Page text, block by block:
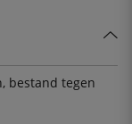
bestand tegen